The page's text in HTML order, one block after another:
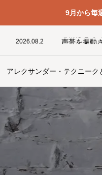
9月から毎
アレクサンダー・テクニーク
2026.02.25 ストレッチ
2026.08.2 声帯を振動
2025.12.29 呼吸と身体
2026.01.19 和食の職人
2025.03.22
2024.04.23
身体の使い
2026.02.25 ストレッチ
2024.05.3 感情は思考